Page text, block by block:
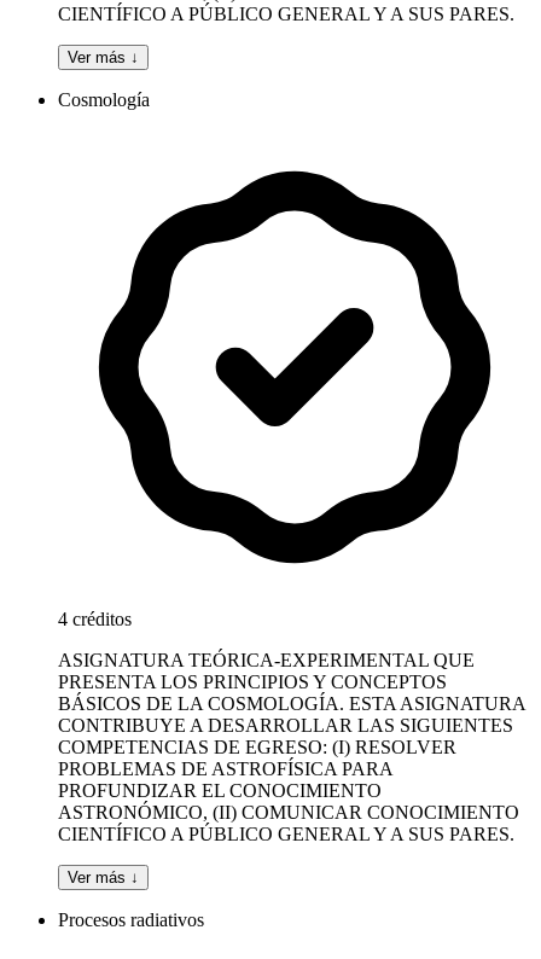
CIENTÍFICO A PÚBLICO GENERAL Y A SUS PARES.
Ver más ↓
Cosmología
4 créditos
ASIGNATURA TEÓRICA-EXPERIMENTAL QUE
PRESENTA LOS PRINCIPIOS Y CONCEPTOS
BÁSICOS DE LA COSMOLOGÍA. ESTA ASIGNATURA
CONTRIBUYE A DESARROLLAR LAS SIGUIENTES
COMPETENCIAS DE EGRESO: (I) RESOLVER
PROBLEMAS DE ASTROFÍSICA PARA
PROFUNDIZAR EL CONOCIMIENTO
ASTRONÓMICO, (II) COMUNICAR CONOCIMIENTO
CIENTÍFICO A PÚBLICO GENERAL Y A SUS PARES.
Ver más ↓
Procesos radiativos